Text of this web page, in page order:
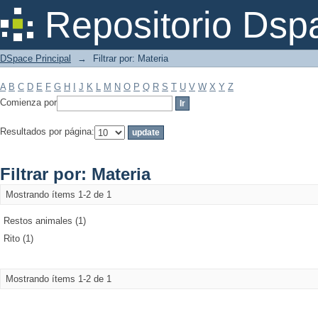
Repositorio
Filtrar por: Materia
DSpace Principal → Filtrar por: Materia
A B C D E F G H J K L M N O P Q R S T U V W X Y Z
Comienza por
Resultados por página:
Filtrar por: Materia
Mostrando ítems 1-2 de 1
Restos animales (1)
Rito (1)
Mostrando ítems 1-2 de 1